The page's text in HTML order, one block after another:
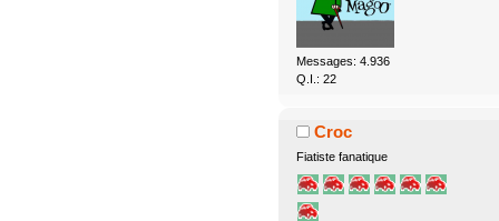
Messages: 4.936
Q.I.: 22
Croc
Fiatiste fanatique